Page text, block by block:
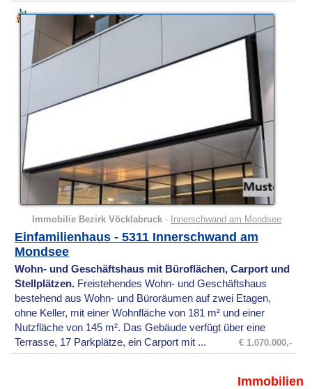
Immobilie Bezirk Vöcklabruck - Innerschwand am Mondsee
Einfamilienhaus - 5311 Innerschwand am
Mondsee
Wohn- und Geschäftshaus mit Büroflächen, Carport und
Stellplätzen. Freistehendes Wohn- und Geschäftshaus
bestehend aus Wohn- und Büroräumen auf zwei Etagen,
ohne Keller, mit einer Wohnfläche von 181 m² und einer
Nutzfläche von 145 m². Das Gebäude verfügt über eine
Terrasse, 17 Parkplätze, ein Carport mit ...
€ 1.070.000,-
Immobilien